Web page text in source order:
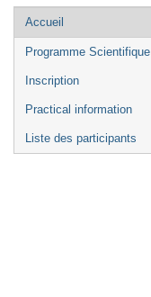
Menu
de
l'événement
Accueil
Programme Scientifique
Inscription
Practical information
Liste des participants